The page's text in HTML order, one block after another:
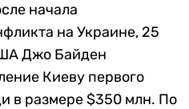
начала
на Украине, 25
Джо Байден
Киеву первого
в размере $350 млн. По